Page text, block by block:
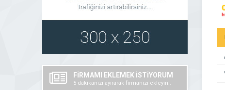
FİRMAMI EKLEMEK İSTİYORUM
5 dakikanızı ayırarak firmanızı ekleyin..